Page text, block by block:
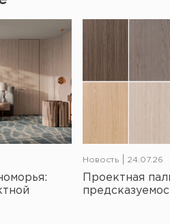
Новость 24.07.26
Проектная